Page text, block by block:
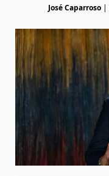
José Caparroso |